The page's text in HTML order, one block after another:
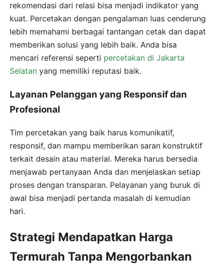
rekomendasi dari relasi bisa menjadi indikator yang
kuat. Percetakan dengan pengalaman luas cenderung
lebih memahami berbagai tantangan cetak dan dapat
memberikan solusi yang lebih baik. Anda bisa
mencari referensi seperti percetakan di Jakarta
Selatan yang memiliki reputasi baik.
Layanan Pelanggan yang Responsif dan
Profesional
Tim percetakan yang baik harus komunikatif,
responsif, dan mampu memberikan saran konstruktif
terkait desain atau material. Mereka harus bersedia
menjawab pertanyaan Anda dan menjelaskan setiap
proses dengan transparan. Pelayanan yang buruk di
awal bisa menjadi pertanda masalah di kemudian
hari.
Strategi Mendapatkan Harga
Termurah Tanpa Mengorbankan